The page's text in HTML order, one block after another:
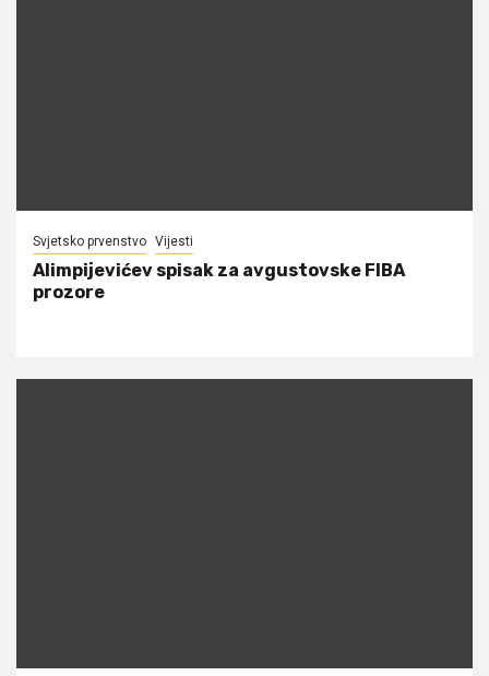
Svjetsko prvenstvo Vijesti
Alimpijevićev spisak za avgustovske FIBA
prozore